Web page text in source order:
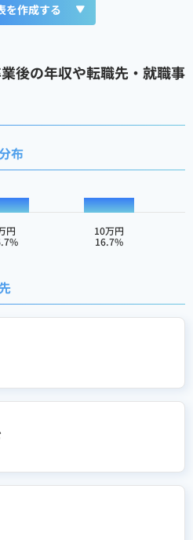
を作成する
後の年収や転職先・就職事
布
円
10万円
16.7%